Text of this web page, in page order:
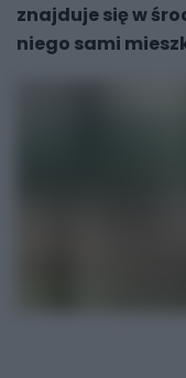
znajduje się w
niego sami